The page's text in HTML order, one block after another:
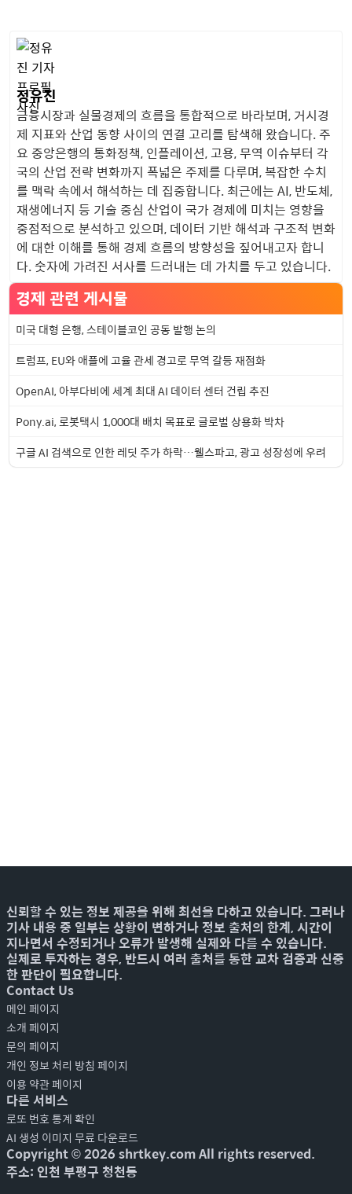
정유진
금융시장과 실물경제의 흐름을 통합적으로 바라보며, 거시경
제 지표와 산업 동향 사이의 연결 고리를 탐색해 왔습니다. 주
요 중앙은행의 통화정책, 인플레이션, 고용, 무역 이슈부터 각
국의 산업 전략 변화까지 폭넓은 주제를 다루며, 복잡한 수치
를 맥락 속에서 해석하는 데 집중합니다. 최근에는 AI, 반도체,
재생에너지 등 기술 중심 산업이 국가 경제에 미치는 영향을
중점적으로 분석하고 있으며, 데이터 기반 해석과 구조적 변화
에 대한 이해를 통해 경제 흐름의 방향성을 짚어내고자 합니
다. 숫자에 가려진 서사를 드러내는 데 가치를 두고 있습니다.
경제 관련 게시물
미국 대형 은행, 스테이블코인 공동 발행 논의
트럼프, EU와 애플에 고율 관세 경고로 무역 갈등 재점화
OpenAI, 아부다비에 세계 최대 AI 데이터 센터 건립 추진
Pony.ai, 로봇택시 1,000대 배치 목표로 글로벌 상용화 박차
구글 AI 검색으로 인한 레딧 주가 하락…웰스파고, 광고 성장성에 우려
신뢰할 수 있는 정보 제공을 위해 최선을 다하고 있습니다. 그러나
기사 내용 중 일부는 상황이 변하거나 정보 출처의 한계, 시간이
지나면서 수정되거나 오류가 발생해 실제와 다를 수 있습니다.
실제로 투자하는 경우, 반드시 여러 출처를 통한 교차 검증과 신중
한 판단이 필요합니다.
Contact Us
메인 페이지
소개 페이지
문의 페이지
개인 정보 처리 방침 페이지
이용 약관 페이지
다른 서비스
로또 번호 통계 확인
AI 생성 이미지 무료 다운로드
Copyright ©2026 shrtkey.com All rights reserved.
주소: 인천 부평구 청천동